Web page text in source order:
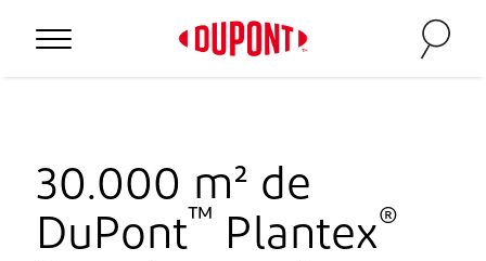
30.000 m² de
DuPont™ Plantex®